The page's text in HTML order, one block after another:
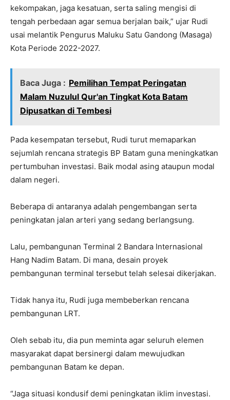
kekompakan, jaga kesatuan, serta saling mengisi di
tengah perbedaan agar semua berjalan baik,” ujar Rudi
usai melantik Pengurus Maluku Satu Gandong (Masaga)
Kota Periode 2022-2027.
Baca Juga : Pemilihan Tempat Peringatan
Malam Nuzulul Qur'an Tingkat Kota Batam
Dipusatkan di Tembesi
Pada kesempatan tersebut, Rudi turut memaparkan
sejumlah rencana strategis BP Batam guna meningkatkan
pertumbuhan investasi. Baik modal asing ataupun modal
dalam negeri.
Beberapa di antaranya adalah pengembangan serta
peningkatan jalan arteri yang sedang berlangsung.
Lalu, pembangunan Terminal 2 Bandara Internasional
Hang Nadim Batam. Di mana, desain proyek
pembangunan terminal tersebut telah selesai dikerjakan.
Tidak hanya itu, Rudi juga membeberkan rencana
pembangunan LRT.
Oleh sebab itu, dia pun meminta agar seluruh elemen
masyarakat dapat bersinergi dalam mewujudkan
pembangunan Batam ke depan.
“Jaga situasi kondusif demi peningkatan iklim investasi.